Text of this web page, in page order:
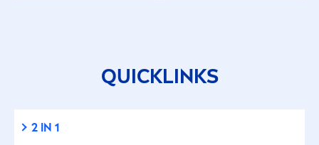
QUICKLINKS
2 IN 1